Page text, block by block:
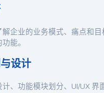
企业的业务模式、痛点和目
能。
设计
、功能模块划分、UI/UX 界